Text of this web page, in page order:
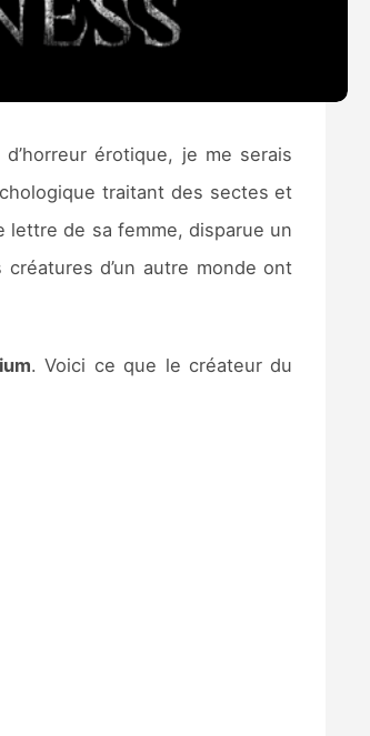
érotique, je me serais
traitant des sectes et
lettre de sa femme, disparue un
créatures d’un autre monde ont
. Voici ce que le créateur du